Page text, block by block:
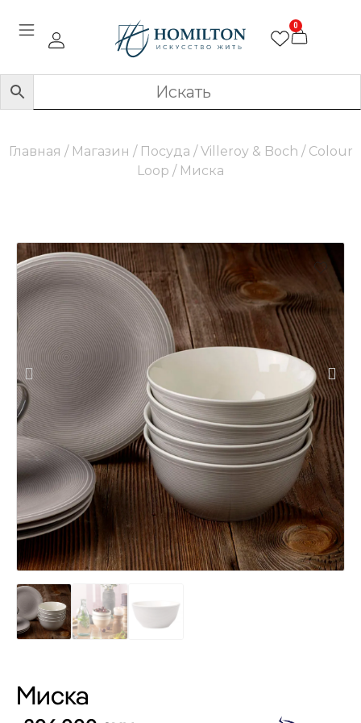
0
Главная / Магазин / Посуда / Villeroy & Boch / Colour
Loop / Миска
Миска